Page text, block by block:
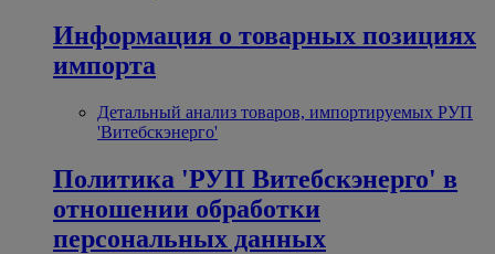
Информация о товарных позициях
импорта
Детальный анализ товаров, импортируемых РУП
'Витебскэнерго'
Политика 'РУП Витебскэнерго' в
отношении обработки
персональных данных